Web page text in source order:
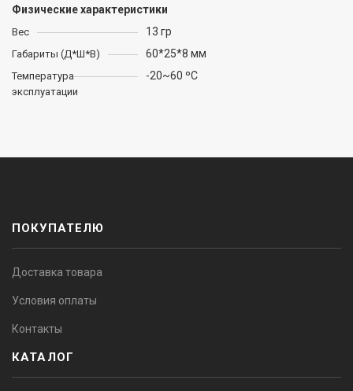
Физические характеристики
Вес 13 гр
Габариты (Д*Ш*В) 60*25*8 мм
Температура
эксплуатации
-20~60 ºC
ПОКУПАТЕЛЮ
Доставка товара
Условия оплаты
Контакты
КАТАЛОГ